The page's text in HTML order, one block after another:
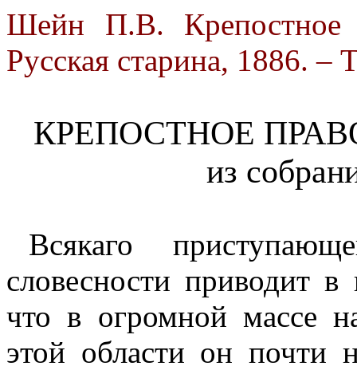
Шейн П.В. Крепостное
Русская старина, 1886.
КРЕПОСТНОЕ
из
Всякаго
словесности приводит в
что в огромной массе
этой области он почти